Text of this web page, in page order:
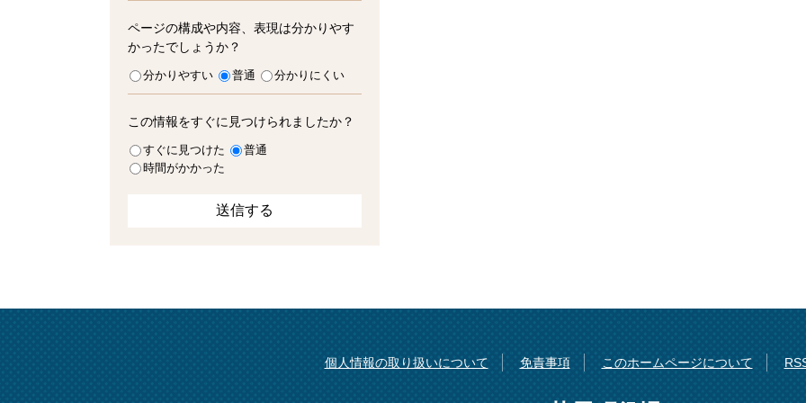
ページの構成や内容、表現は分かりやす
かったでしょうか？
分かりやすい 普通 分かりにくい
この情報をすぐに見つけられましたか？
すぐに見つけた
普通
時間がかかった
個人情報の取り扱いについて 免責事項 このホームページについて